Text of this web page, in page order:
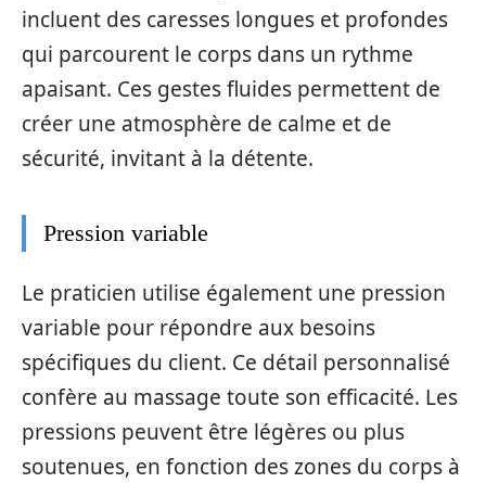
incluent des caresses longues et profondes
qui parcourent le corps dans un rythme
apaisant. Ces gestes fluides permettent de
créer une atmosphère de calme et de
sécurité, invitant à la détente.
Pression variable
Le praticien utilise également une pression
variable pour répondre aux besoins
spécifiques du client. Ce détail personnalisé
confère au massage toute son efficacité. Les
pressions peuvent être légères ou plus
soutenues, en fonction des zones du corps à